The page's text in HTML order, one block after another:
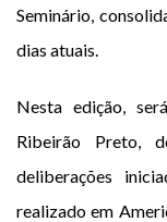
Seminário,
dias atuais.
Nesta edição,
Ribeirão Preto,
deliberações
realizado em